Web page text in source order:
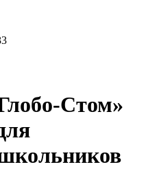
Стом»